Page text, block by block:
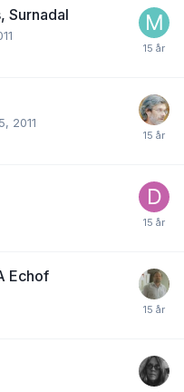
Surnadal
2011
Echof